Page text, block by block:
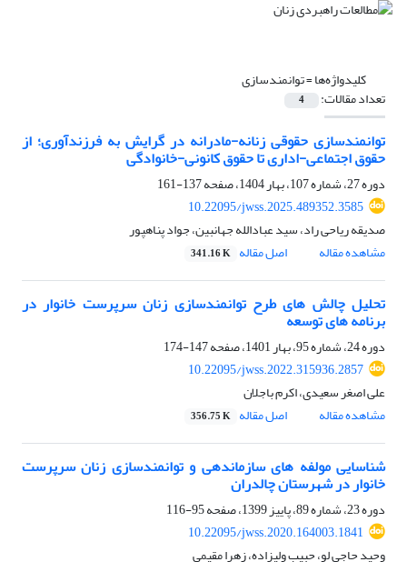
کلیدواژه‌ها =توانمندسازی
تعداد مقالات: 4
توانمندسازی حقوقی زنانه-مادرانه در گرایش به فرزندآوری؛ از
حقوق اجتماعی-اداری تا حقوق کانونی-خانوادگی
دوره 27، شماره 107، بهار 1404، صفحه
137-161
10.22095/jwss.2025.489352.3585
صدیقه ریاحی راد، سید عبادالله جهانبین، جواد پناهپور
مشاهده مقاله
اصل مقاله 341.16 K
تحلیل چالش های طرح توانمندسازی زنان سرپرست خانوار در
برنامه های توسعه
دوره 24، شماره 95، بهار 1401، صفحه
147-174
10.22095/jwss.2022.315936.2857
علی اصغر سعیدی، اکرم باجلان
مشاهده مقاله
اصل مقاله 356.75 K
شناسایی مولفه های سازماندهی و توانمندسازی زنان سرپرست
خانوار در شهرستان چالدران
دوره 23، شماره 89، پاییز 1399، صفحه
95-116
10.22095/jwss.2020.164003.1841
وحید حاجی لو، حبیب ولیزاده، زهرا مقیمی